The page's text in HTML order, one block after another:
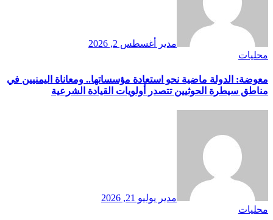
مدير
أغسطس 2, 2026
محليات
معوضة: الدولة ماضية نحو استعادة مؤسساتها.. ومعاناة اليمنيين في
مناطق سيطرة الحوثيين تتصدر أولويات القيادة الشرعية
مدير يوليو 21, 2026
محليات